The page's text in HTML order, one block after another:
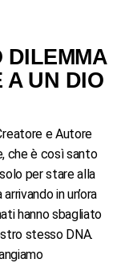
DILEMMA
A UN DIO
e Autore
che è così santo
per stare alla
in un’ora
hanno sbagliato
stesso DNA.